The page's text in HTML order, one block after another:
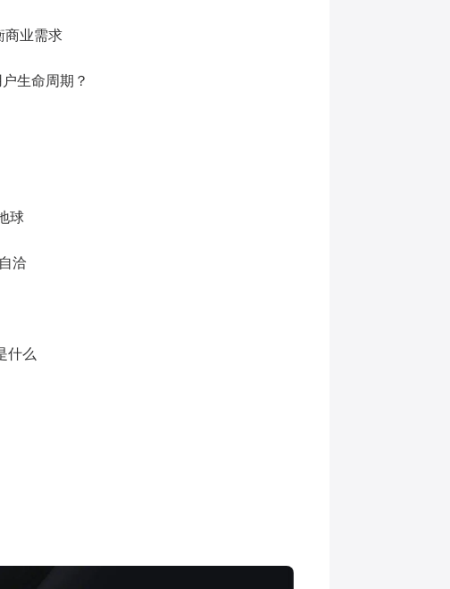
商业需求
生命周期？
球
洽
什么